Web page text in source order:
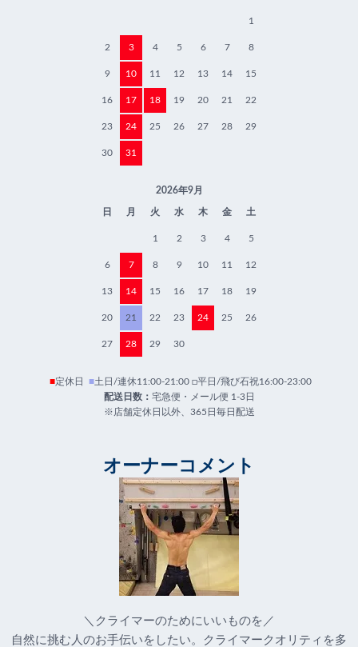
1
2 3 4 5 6 7 8
9 10 11 12 13 14 15
16 17 18 19 20 21 22
23 24 25 26 27 28 29
30 31
2026年9月
日 月 火 水 木 金 土
1 2 3 4 5
6 7 8 9 10 11 12
13 14 15 16 17 18 19
20 21 22 23 24 25 26
27 28 29 30
■定休日 ■土日/連休11:00-21:00 □平日/飛び石祝16:00-23:00
配送日数： 宅急便・メール便 1-3日
※店舗定休日以外、365日毎日配送
オーナーコメント
＼クライマーのためにいいものを／
自然に挑む人のお手伝いをしたい。クライマークオリティを多